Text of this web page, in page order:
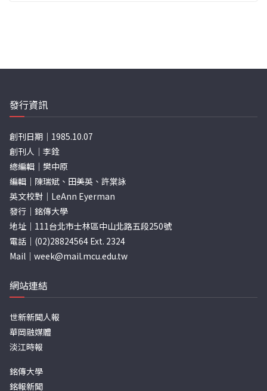
發行資訊
創刊日期｜1985.10.07
創刊人｜李銓
總編輯｜樊中原
編輯｜陳瑞斌、田美英、許棠詠
英文校對｜LeAnn Eyerman
發行｜銘傳大學
地址｜111台北市士林區中山北路五段250號
電話｜(02)28824564 Ext. 2324
Mail｜ week@mail.mcu.edu.tw
網站連結
世新新聞人報
華岡融媒體
淡江時報
銘傳大學
銘報新聞